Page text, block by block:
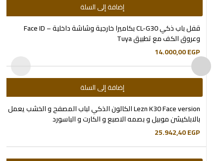
إضافة إلى السلة
قفل باب ذكي CL-G30 بكاميرا خارجية وشاشة داخلية – Face ID
وعروق الكف مع تطبيق Tuya
14.000,00EGP
إضافة إلى السلة
Lezn K30 Face version الكالون الذكي لباب المصفح و الخشب يعمل
بالابلكيشن موبيل و بصمه الاصبع و الكارت و الباسورد
25.942,40EGP